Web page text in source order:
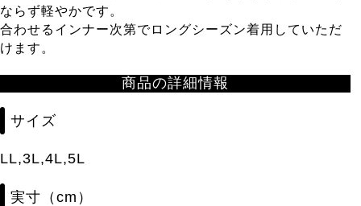
ならず軽やかです。
合わせるインナー次第でロングシーズン着用していただ
けます。
商品の詳細情報
サイズ
LL,3L,4L,5L
実寸（cm）